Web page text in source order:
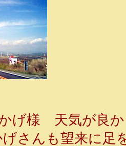
げ様 天気が良か
げさんも望来に足